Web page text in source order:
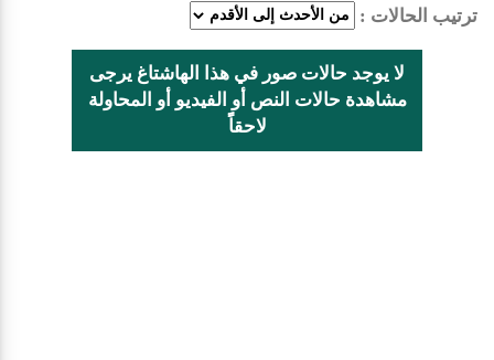
ترتيب الحالات :
لا يوجد حالات صور في هذا الهاشتاغ يرجى
مشاهدة حالات النص أو الفيديو أو المحاولة
لاحقاًً